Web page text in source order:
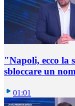
"Napoli, ecco la
sbloccare un
01:01